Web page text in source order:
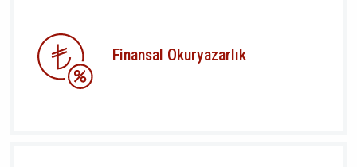
Finansal Okuryazarlık